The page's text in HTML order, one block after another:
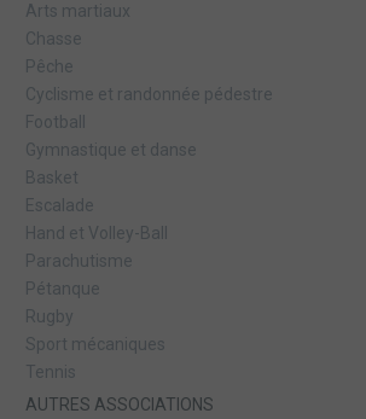
Arts martiaux
Chasse
Pêche
Cyclisme et randonnée pédestre
Football
Gymnastique et danse
Basket
Escalade
Hand et Volley-Ball
Parachutisme
Pétanque
Rugby
Sport mécaniques
Tennis
AUTRES ASSOCIATIONS